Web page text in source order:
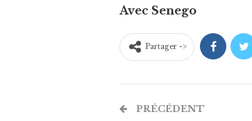
Avec Senego
Partager ->
PRÉCÉDENT